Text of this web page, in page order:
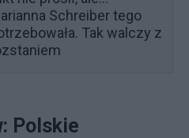
Schreiber tego
Tak walczy z
Polskie